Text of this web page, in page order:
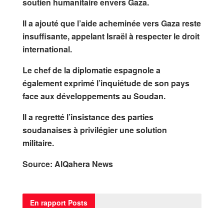
Il a ajouté que l’aide acheminée vers Gaza reste
insuffisante, appelant Israël à respecter le droit
international.
Le chef de la diplomatie espagnole a
également exprimé l’inquiétude de son pays
face aux développements au Soudan.
Il a regretté l’insistance des parties
soudanaises à privilégier une solution
militaire.
Source: AlQahera News
En rapport Posts